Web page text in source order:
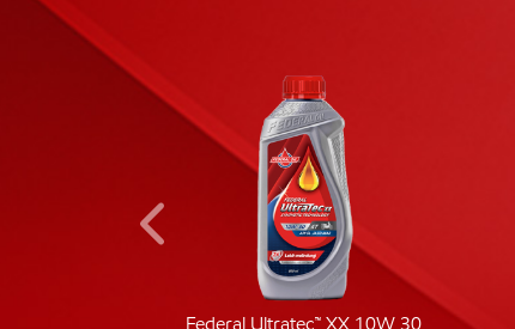
Federal Ultratec™ XX 10W 30